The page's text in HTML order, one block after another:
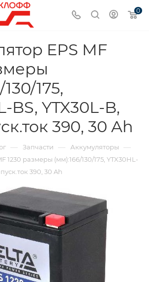
0
EPS MF
175,
BS, YTX30L-B,
390, 30 Ah
— Запчасти — Аккумуляторы —
1230 размеры (мм):166/130/175, YTX30HL-
390, 30 Ah